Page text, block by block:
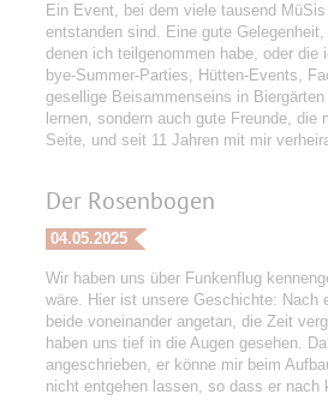
Ein Event, bei dem viele tausend
entstanden sind. Eine gute
denen ich teilgenommen habe, oder die
bye-Summer-Parties, Hütten-Events,
gesellige Beisammenseins in
lernen, sondern auch gute Freunde,
Seite, und seit 11 Jahren mit mir
Der Rosenbogen
04.05.2025
Wir haben uns über Funkenflug
wäre. Hier ist unsere Geschichte: Nach
beide voneinander angetan, die Zeit
haben uns tief in die Augen gesehen.
angeschrieben, er könne mir beim
nicht entgehen lassen, so dass er